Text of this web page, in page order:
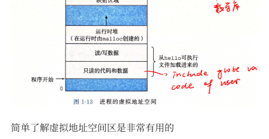
简单了解虚拟地址空间区是非常有用的